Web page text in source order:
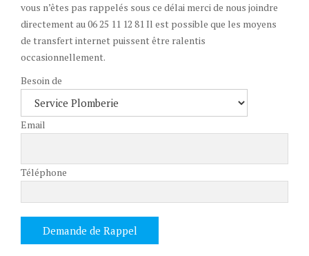
vous n’êtes pas rappelés sous ce délai merci de nous joindre
directement au 06 25 11 12 81 Il est possible que les moyens
de transfert internet puissent être ralentis
occasionnellement.
Besoin de
Email
Téléphone